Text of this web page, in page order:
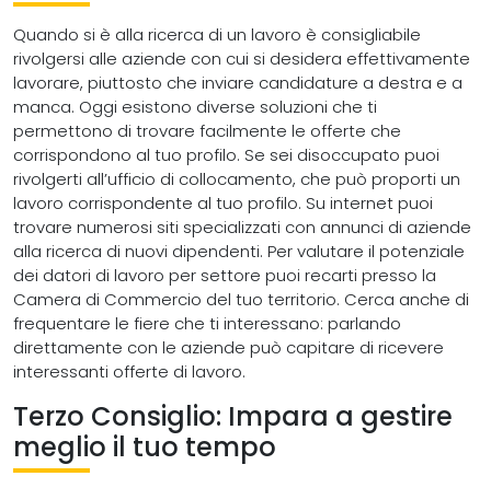
Quando si è alla ricerca di un lavoro è consigliabile
rivolgersi alle aziende con cui si desidera effettivamente
lavorare, piuttosto che inviare candidature a destra e a
manca. Oggi esistono diverse soluzioni che ti
permettono di trovare facilmente le offerte che
corrispondono al tuo profilo. Se sei disoccupato puoi
rivolgerti all’ufficio di collocamento, che può proporti un
lavoro corrispondente al tuo profilo. Su internet puoi
trovare numerosi siti specializzati con annunci di aziende
alla ricerca di nuovi dipendenti. Per valutare il potenziale
dei datori di lavoro per settore puoi recarti presso la
Camera di Commercio del tuo territorio. Cerca anche di
frequentare le fiere che ti interessano: parlando
direttamente con le aziende può capitare di ricevere
interessanti offerte di lavoro.
Terzo Consiglio: Impara a gestire
meglio il tuo tempo